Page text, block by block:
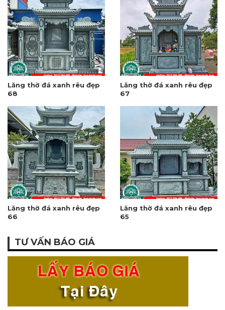
Lăng thờ đá xanh rêu đẹp
68
Lăng thờ đá xanh rêu đẹp
67
Lăng thờ đá xanh rêu đẹp
66
Lăng thờ đá xanh rêu đẹp
65
TƯ VẤN BÁO GIÁ